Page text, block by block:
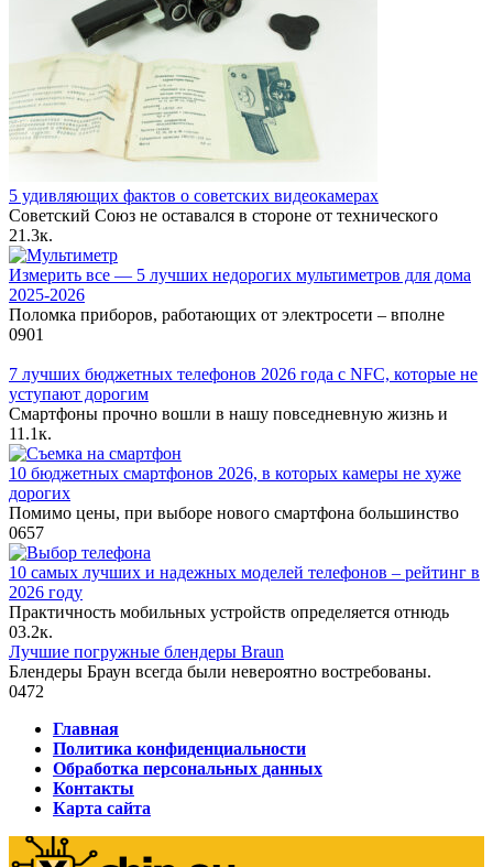
5 удивляющих фактов о советских видеокамерах
Советский Союз не оставался в стороне от технического
21.3к.
Измерить все — 5 лучших недорогих мультиметров для дома
2025-2026
Поломка приборов, работающих от электросети – вполне
0901
7 лучших бюджетных телефонов 2026 года с NFC, которые не
уступают дорогим
Смартфоны прочно вошли в нашу повседневную жизнь и
11.1к.
10 бюджетных смартфонов 2026, в которых камеры не хуже
дорогих
Помимо цены, при выборе нового смартфона большинство
0657
10 самых лучших и надежных моделей телефонов – рейтинг в
2026 году
Практичность мобильных устройств определяется отнюдь
03.2к.
Лучшие погружные блендеры Braun
Блендеры Браун всегда были невероятно востребованы.
0472
Главная
Политика конфиденциальности
Обработка персональных данных
Контакты
Карта сайта